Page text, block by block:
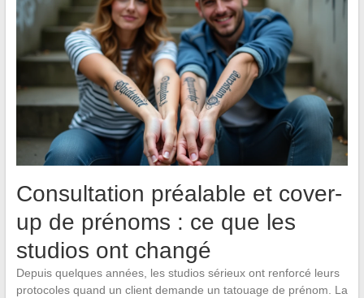
Consultation préalable et cover-
up de prénoms : ce que les
studios ont changé
Depuis quelques années, les studios sérieux ont renforcé leurs
protocoles quand un client demande un tatouage de prénom. La